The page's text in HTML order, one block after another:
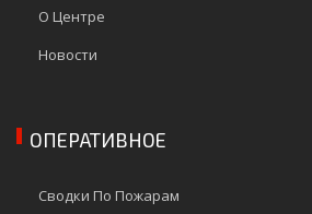
О Центре
Новости
ОПЕРАТИВНОЕ
Сводки По Пожарам